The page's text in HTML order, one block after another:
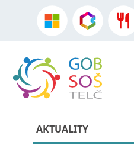
AKTUALITY